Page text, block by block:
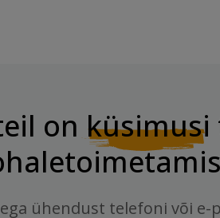
on küsimusi
ühendust telefoni või e-